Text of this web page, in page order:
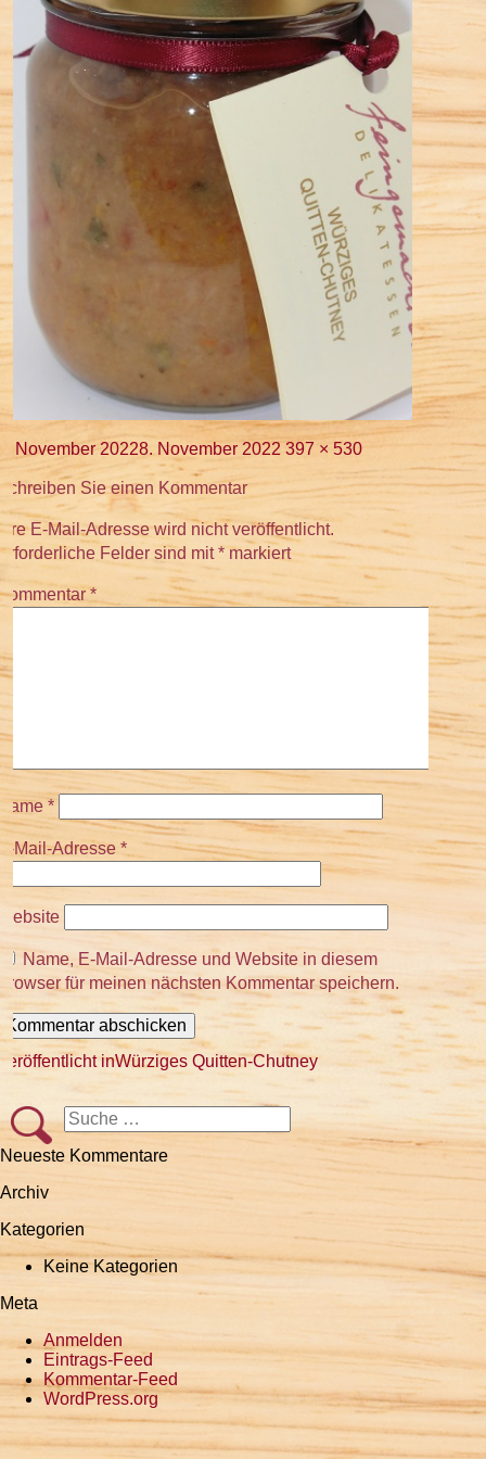
November 20228. November 2022Volle
397 × 530
Sie einen Kommentar
E-Mail-Adresse wird nicht veröffentlicht.
Felder sind mit*markiert
*
*
Mail-Adresse*
Name, E-Mail-Adresse und Website in diesem
für meinen nächsten Kommentar speichern.
inWürziges Quitten-Chutney
Suche
nach:
Suchen
Neueste Kommentare
Archiv
Kategorien
Keine Kategorien
Meta
Anmelden
Eintrags-Feed
Kommentar-Feed
WordPress.org